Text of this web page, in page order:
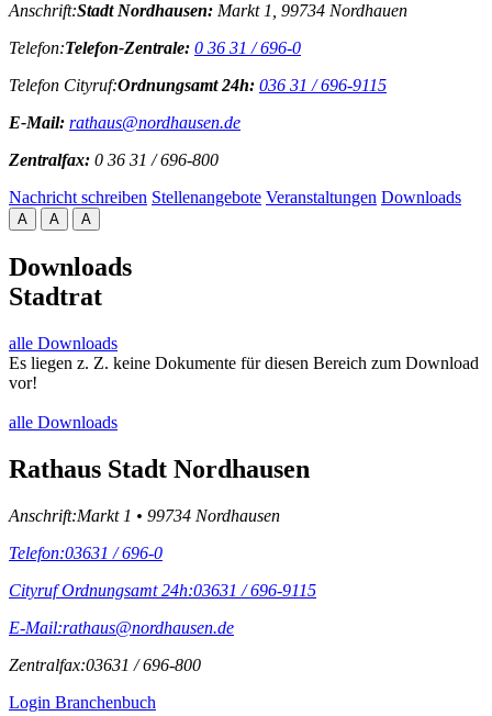
Anschrift:Stadt Nordhausen: Markt 1, 99734 Nordhauen
Telefon:Telefon-Zentrale: 0 36 31 / 696-0
Telefon Cityruf:Ordnungsamt 24h: 036 31 / 696-9115
E-Mail: rathaus@nordhausen.de
Zentralfax: 0 36 31 / 696-800
Nachricht schreiben Stellenangebote Veranstaltungen Downloads
A A A
Downloads
Stadtrat
alle Downloads
Es liegen z. Z. keine Dokumente für diesen Bereich zum Download
vor!
alle Downloads
Rathaus Stadt Nordhausen
Anschrift:Markt 1 • 99734 Nordhausen
Telefon:03631 / 696-0
Cityruf Ordnungsamt 24h:03631 / 696-9115
E-Mail:rathaus@nordhausen.de
Zentralfax:03631 / 696-800
Login Branchenbuch